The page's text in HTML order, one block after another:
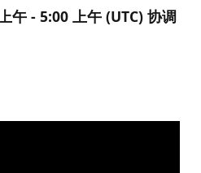
午 - 5:00 上午 (UTC) 协调